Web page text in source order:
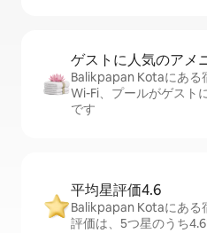
ゲストに人⁠気⁠のア⁠メ⁠
Balikpapan Kotaにある
Wi-Fi、プールがゲスト
です
平均星評価4.6
Balikpapan Kotaにある
評価は、5つ星のうち